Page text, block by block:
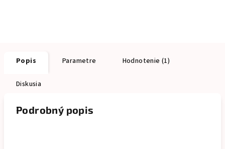
Popis Parametre Hodnotenie (1)
Diskusia
Podrobný popis